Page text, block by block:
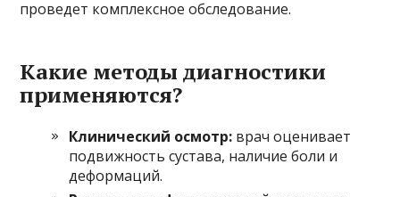
проведет комплексное обследование.
Какие методы диагностики
применяются?
Клинический осмотр: врач оценивает
подвижность сустава, наличие боли и
деформаций.